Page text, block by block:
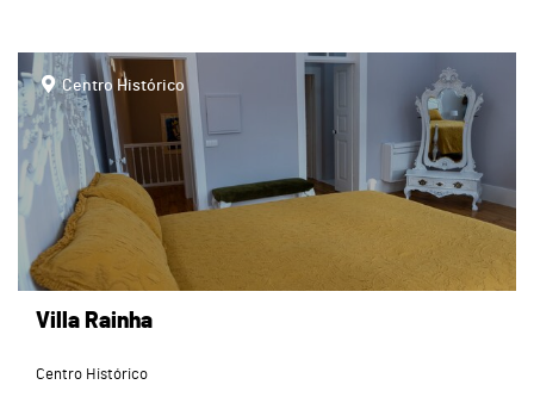
page
Centro Histórico
Villa Rainha
Centro Histórico